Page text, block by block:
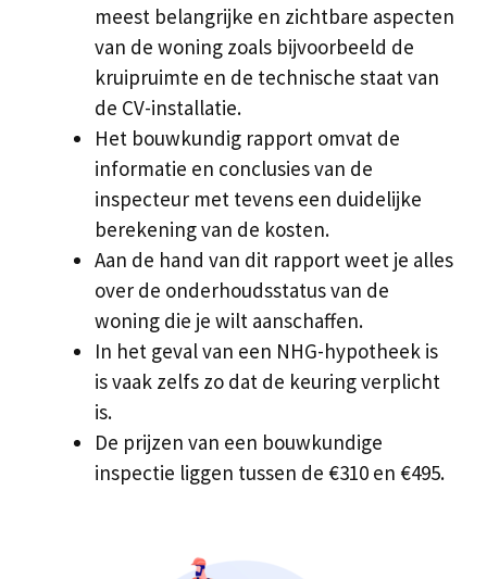
meest belangrijke en zichtbare aspecten
van de woning zoals bijvoorbeeld de
kruipruimte en de technische staat van
de CV-installatie.
Het bouwkundig rapport omvat de
informatie en conclusies van de
inspecteur met tevens een duidelijke
berekening van de kosten.
Aan de hand van dit rapport weet je alles
over de onderhoudsstatus van de
woning die je wilt aanschaffen.
In het geval van een NHG-hypotheek is
is vaak zelfs zo dat de keuring verplicht
is.
De prijzen van een bouwkundige
inspectie liggen tussen de €310 en €495.